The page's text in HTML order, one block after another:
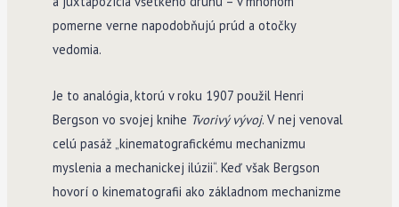
pomerne verne napodobňujú prúd a otočky
vedomia.
Je to analógia, ktorú v roku 1907 použil Henri
Bergson vo svojej knihe Tvorivý vývoj. V nej venoval
celú pasáž „kinematografickému mechanizmu
myslenia a mechanickej ilúzii“. Keď však Bergson
hovorí o kinematografii ako základnom mechanizme